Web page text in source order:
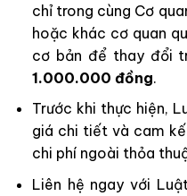
chỉ trong cùng Cơ
hoặc khác cơ quan
cơ bản để thay đổi
1.000.000 đồng.
Trước khi thực hiện,
giá chi tiết và cam
chi phí ngoài thỏa
Liên hệ ngay với